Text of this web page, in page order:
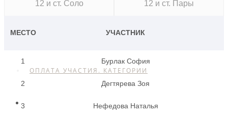
РАСПИСАНИЕ
ОПЛАТА УЧАСТИЯ. КАТЕГОРИИ
12 и ст. Соло 12 и ст. Пары
МЕСТО УЧАСТНИК
1 Бурлак София
2 Дегтярева Зоя
3 Нефедова Наталья